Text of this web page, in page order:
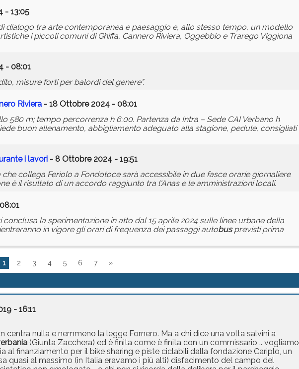
- 13:05
dialogo tra arte contemporanea e paesaggio e, allo stesso tempo, un modello
i piccoli comuni di Ghiffa, Cannero Riviera, Oggebbio e Trarego Viggiona
- 08:01
misure forti per balordi del genere”.
Riviera - 18 Ottobre 2024 - 08:01
580 m; tempo percorrenza h 6:00. Partenza da Intra – Sede CAI Verbano h
buon allenamento, abbigliamento adeguato alla stagione, pedule, consigliati
i lavori - 8 Ottobre 2024 - 19:51
collega Feriolo a Fondotoce sarà accessibile in due fasce orarie giornaliere
è il risultato di un accordo raggiunto tra l'Anas e le amministrazioni locali.
la sperimentazione in atto dal 15 aprile 2024 sulle linee urbane della
in vigore gli orari di frequenza dei passaggi autobusprevisti prima
1 2 3 4 5 6 7 »
- 16:11
centra nulla e nemmeno la legge Fornero. Ma a chi dice una volta salvini a
(Giunta Zacchera) ed è finita come è finita con un commissario .. vogliamo
al finanziamento per il bike sharing e piste ciclabili dalla fondazione Cariplo, un
quasi al massimo (in Italia eravamo i più alti) disfacimento del campo del